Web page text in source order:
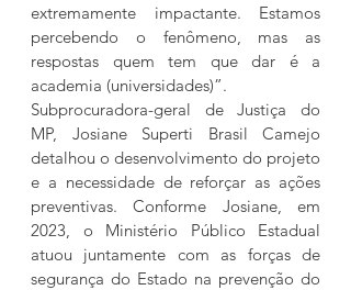
extremamente impactante. Estamos
percebendo o fenômeno, mas as
respostas quem tem que dar é a
academia (universidades)”.
Subprocuradora-geral de Justiça do
MP, Josiane Superti Brasil Camejo
detalhou o desenvolvimento do projeto
e a necessidade de reforçar as ações
preventivas. Conforme Josiane, em
2023, o Ministério Público Estadual
atuou juntamente com as forças de
segurança do Estado na prevenção do